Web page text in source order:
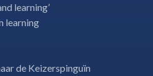
learning’
learning
de Keizerspinguïn